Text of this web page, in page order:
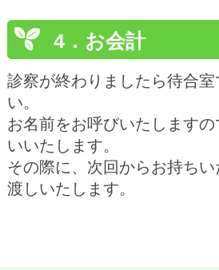
4．お会計
診察が終わりましたら待合室
い。
お名前をお呼びいたします
いいたします。
その際に、次回からお持ち
渡しいたします。